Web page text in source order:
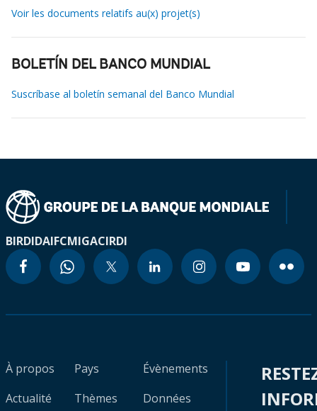
Voir les documents relatifs au(x) projet(s)
BOLETÍN DEL BANCO MUNDIAL
Suscríbase al boletín semanal del Banco Mundial
BIRDIDAIFCMIGACIRDI
À propos
Actualité
Pays
Thèmes
Évènements
Données